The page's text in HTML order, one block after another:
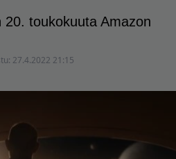
20. toukokuuta Amazon
27.4.2022 21:15